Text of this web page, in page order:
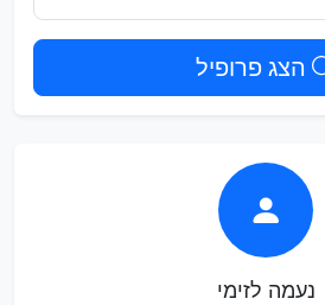
הצג פרופיל
נעמה לזימי